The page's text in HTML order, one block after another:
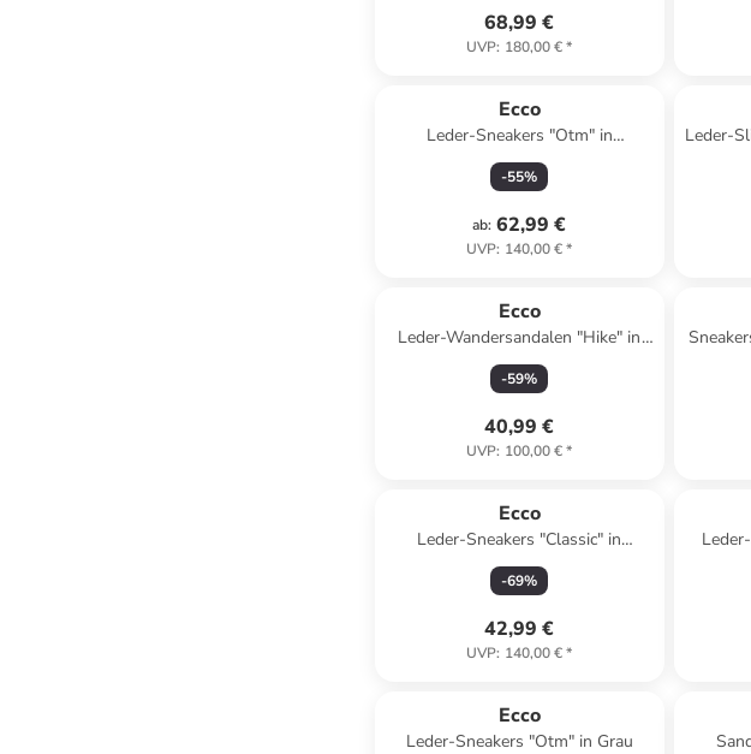
68,99 €
UVP: 180,00 €*
Ecco
Leder-Sneakers "Otm" in
Dunkelblau/ Grau
-55%
ab: 62,99 €
UVP: 140,00 €*
Leder-
Ecco
Leder-Wandersandalen "Hike" in
Schwarz
-59%
40,99 €
UVP: 100,00 €*
Ecco
Leder-Sneakers "Classic" in
Schwarz
-69%
42,99 €
UVP: 140,00 €*
Ecco
Leder-Sneakers "Otm" in Grau